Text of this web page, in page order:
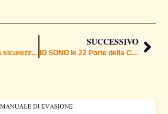
I nuovi maschi e la sicurezza di sé
SUCCESSIVO
IO SONO le 22 Porte della Creazione